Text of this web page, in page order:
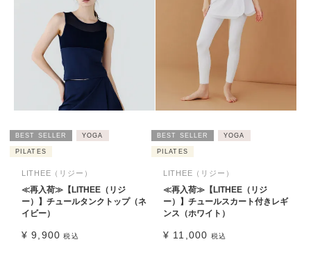
BEST SELLER YOGA
PILATES
LITHEE（リジー）
≪再入荷≫【LITHEE（リジ
ー）】チュールタンクトップ（ネ
イビー）
¥ 9,900 税込
BEST SELLER YOGA
PILATES
LITHEE（リジー）
≪再入荷≫【LITHEE（リジ
ー）】チュールスカート付きレギ
ンス（ホワイト）
¥ 11,000 税込